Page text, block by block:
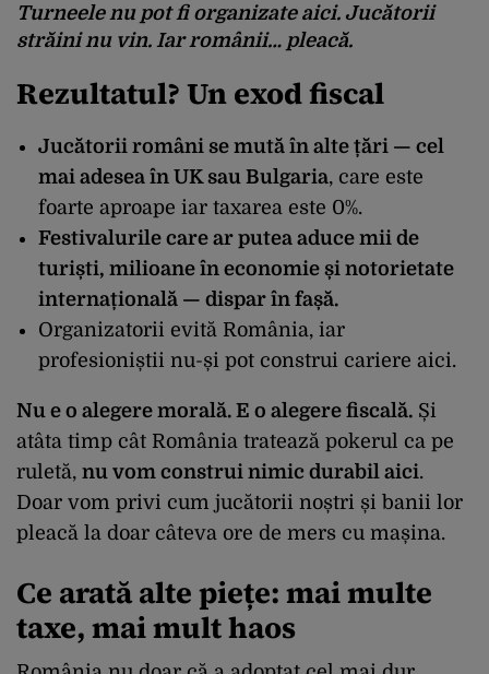
Turneele nu pot fi organizate aici. Jucătorii
străini nu vin. Iar românii… pleacă.
Rezultatul? Un exod fiscal
Jucătorii români se mută în alte țări — cel
mai adesea în UK sau Bulgaria, care este
foarte aproape iar taxarea este 0%.
Festivalurile care ar putea aduce mii de
turiști, milioane în economie și notorietate
internațională — dispar în fașă.
Organizatorii evită România, iar
profesioniștii nu-și pot construi cariere aici.
Nu e o alegere morală. E o alegere fiscală. Și
atâta timp cât România tratează pokerul ca pe
ruletă, nu vom construi nimic durabil aici.
Doar vom privi cum jucătorii noștri și banii lor
pleacă la doar câteva ore de mers cu mașina.
Ce arată alte piețe: mai multe
taxe, mai mult haos